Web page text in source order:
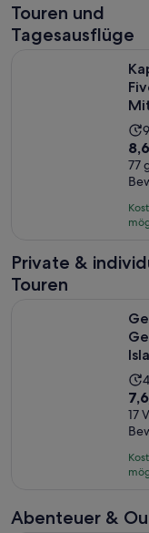
Touren und
Tagesausflüge
8.6
10,
auf
77
Private &
Touren
7.6
10,
auf
17
Abenteuer &